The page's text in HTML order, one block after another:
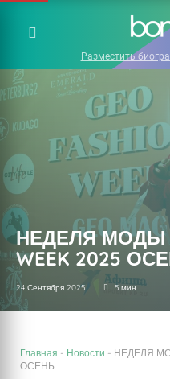
Разместить
НЕДЕЛЯ МОДЫ
WEEK 2025
24 Сентября 2025 5 мин.
Главная - Новости - НЕДЕЛЯ
ОСЕНЬ